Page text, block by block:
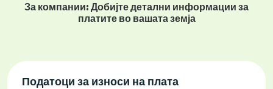
За компании: Добијте детални информации за
платите во вашата земја
Податоци за износи на плата